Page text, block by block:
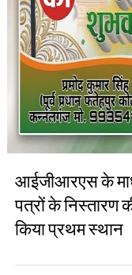
आईजीआरएस के
पत्रों के निस्तारण
किया प्रथम स्थान